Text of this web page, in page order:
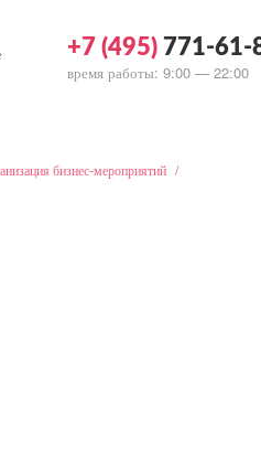
+7 (495) 771-61-
время работы: 9:00 — 22:00
бизнес-мероприятий /